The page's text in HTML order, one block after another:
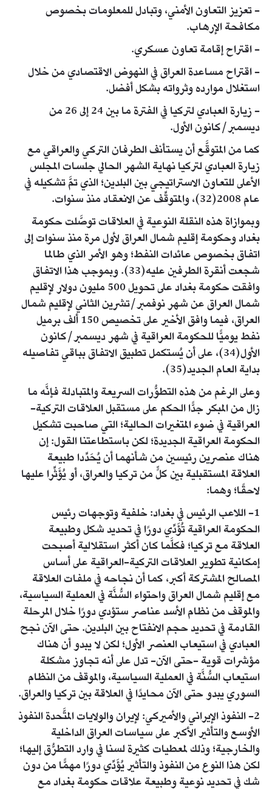
- تعزيز التعاون الأمني، وتبادل للمعلومات بخصوص
مكافحة الإرهاب.
- اقتراح إقامة تعاون عسكري.
- اقتراح مساعدة العراق في النهوض الاقتصادي من خلال
استغلال موارده وثرواته بشكل أفضل.
- زيارة العبادي لتركيا في الفترة ما بين 24 إلى 26 من
ديسمبر/كانون الأول.
كما من المتوقَّع أن يستأنف الطرفان التركي والعراقي مع
زيارة العبادي لتركيا نهاية الشهر الحالي جلسات المجلس
الأعلى للتعاون الاستراتيجي بين البلدين؛ الذي تمَّ تشكيله في
عام 2008(32)، والمتوقِّف عن الانعقاد منذ سنوات.
وبموازاة هذه النقلة النوعية في العلاقات توصَّلت حكومة
بغداد وحكومة إقليم شمال العراق لأول مرة منذ سنوات إلى
اتفاق بخصوص عائدات النفط؛ وهو الأمر الذي طالما
شجعت أنقرة الطرفين عليه(33). وبموجب هذا الاتفاق
وافقت حكومة بغداد على تحويل 500 مليون دولار لإقليم
شمال العراق عن شهر نوفمبر/تشرين الثاني لإقليم شمال
العراق، فيما وافق الأخير على تخصيص 150 ألف برميل
نفط يوميًّا للحكومة العراقية في شهر ديسمبر/كانون
الأول(34)، على أن يُستكمل تطبيق الاتفاق بباقي تفاصيله
بداية العام الجديد(35).
وعلى الرغم من هذه التطوُّرات السريعة والمتبادلة فإنَّه ما
زال من المبكر جدًّا الحكم على مستقبل العلاقات التركية-
العراقية في ضوء المتغيرات الحالية؛ التي صاحبت تشكيل
الحكومة العراقية الجديدة؛ لكن باستطاعتنا القول: إن
هناك عنصرين رئيسين من شأنهما أن يُحَدِّدا طبيعة
العلاقة المستقبلية بين كلٍّ من تركيا والعراق، أو يُؤَثِّرا عليها
لاحقًا؛ وهما:
1- اللاعب الرئيس في بغداد: خلفية وتوجهات رئيس
الحكومة العراقية تُؤَدِّي دورًا في تحديد شكل وطبيعة
العلاقة مع تركيا؛ فكلَّما كان أكثر استقلالية أصبحت
إمكانية تطوير العلاقات التركية-العراقية على أساس
المصالح المشتركة أكبر، كما أن نجاحه في ملفات العلاقة
مع إقليم شمال العراق واحتواء السُّنَّة في العملية السياسية،
والموقف من نظام الأسد عناصر ستؤدي دورًا خلال المرحلة
القادمة في تحديد حجم الانفتاح بين البلدين. حتى الآن نجح
العبادي في استيعاب العنصر الأول؛ لكن لا يبدو أن هناك
مؤشرات قوية -حتى الآن- تدل على أنه تجاوز مشكلة
استيعاب السُّنَّة في العملية السياسية، والموقف من النظام
السوري يبدو حتى الآن محايدًا في العلاقة بين تركيا والعراق.
2- النفوذ الإيراني والأميركي: لإيران والولايات المتَّحدة النفوذ
الأوسع والتأثير الأكبر على سياسات العراق الداخلية
والخارجية؛ وذلك لمعطيات كثيرة لسنا في وارد التطرُّق إليها؛
لكن هذا النوع من النفوذ والتأثير يُؤَدِّي دورًا مهمًّا من دون
شك في تحديد نوعية وطبيعة علاقات حكومة بغداد مع